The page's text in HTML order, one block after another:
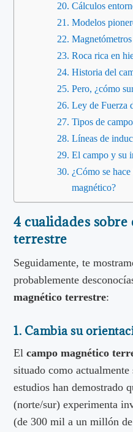
Cálculos
Modelos
Magnetómetros
Roca rica en
Historia del
Pero, ¿cómo
Ley de Fuerza
Tipos de
Líneas de
El campo y su
¿Cómo se
magnético?
4 cualidades
terrestre
Seguidamente, te
probablemente
magnético terrestre:
1. Cambia su
Elcampo magnético
situado como
estudios han demostrado
(norte/sur) experimenta
(de 300 mil a un millón